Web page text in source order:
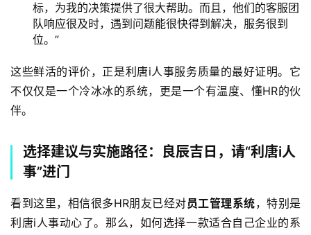
标，为我的决策提供了很大帮助。而且，他们的客服团
队响应很及时，遇到问题能很快得到解决，服务很到
位。”
这些鲜活的评价，正是利唐i人事服务质量的最好证明。它
不仅仅是一个冷冰冰的系统，更是一个有温度、懂HR的伙
伴。
选择建议与实施路径：良辰吉日，请“利唐i人
事”进门
看到这里，相信很多HR朋友已经对员工管理系统，特别是
利唐i人事动心了。那么，如何选择一款适合自己企业的系